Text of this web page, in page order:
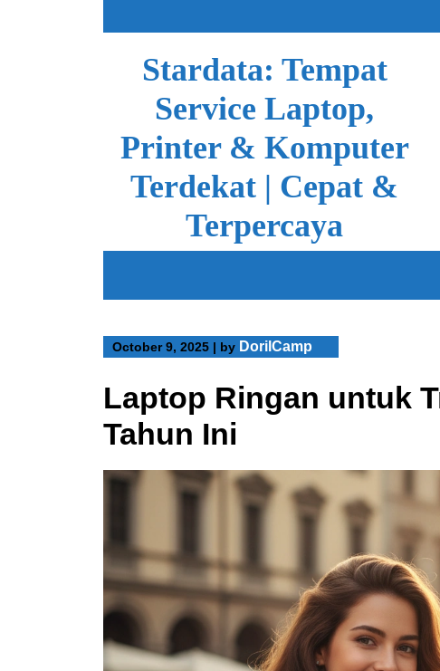
Stardata: Tempat
Service Laptop,
Printer & Komputer
Terdekat | Cepat &
Terpercaya
October 9, 2025 | by DorilCamp
Laptop Ringan untuk
Tahun Ini